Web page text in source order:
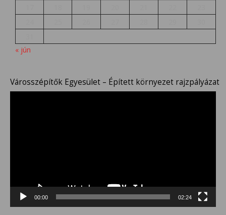
« jún
Városszépítők Egyesület – Épített környezet rajzpályázat
00:00 02:24